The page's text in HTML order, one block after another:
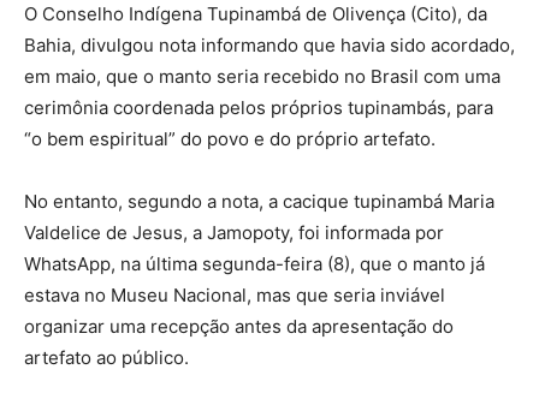
O Conselho Indígena Tupinambá de Olivença (Cito), da
Bahia, divulgou nota informando que havia sido acordado,
em maio, que o manto seria recebido no Brasil com uma
cerimônia coordenada pelos próprios tupinambás, para
“o bem espiritual” do povo e do próprio artefato.
No entanto, segundo a nota, a cacique tupinambá Maria
Valdelice de Jesus, a Jamopoty, foi informada por
WhatsApp, na última segunda-feira (8), que o manto já
estava no Museu Nacional, mas que seria inviável
organizar uma recepção antes da apresentação do
artefato ao público.